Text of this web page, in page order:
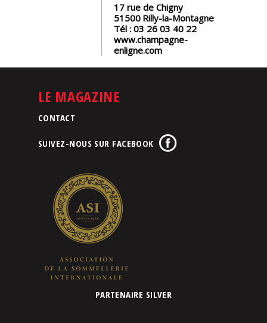
17 rue de Chigny
51500 Rilly-la-Montagne
Tél : 03 26 03 40 22
www.champagne-
enligne.com
LE MAGAZINE
CONTACT
SUIVEZ-NOUS SUR FACEBOOK
PARTENAIRE SILVER